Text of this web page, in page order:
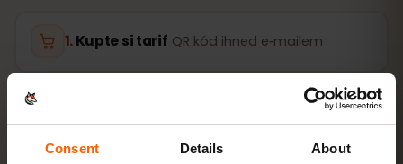
Consent Details About
Kupte si tarif QR kód ihned e‑mailem
naskenujte QR kód
doma přes Wi‑Fi